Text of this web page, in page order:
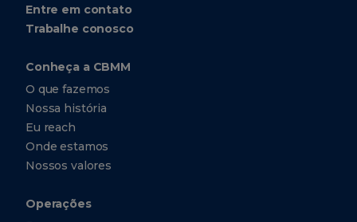
Entre em contato
Trabalhe conosco
Conheça a CBMM
O que fazemos
Nossa história
Eu reach
Onde estamos
Nossos valores
Operações